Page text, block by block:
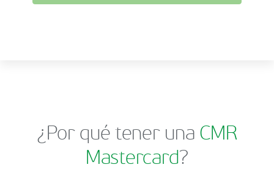
¿Por qué tener una CMR
Mastercard?